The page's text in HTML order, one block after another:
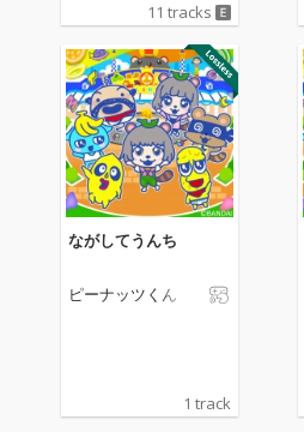
漢 a.k.a. GAMI、PUNP
EE、Elle Terea、Kamu
i、幾田りら、Daoko、
ファイルーズあい、魔
界ノりりむ、轟はじめ
と各界の才能が結集。
サウンドは、初参加と
なるtofubeatsやYohji I
garashiをはじめ、多
彩なプロデューサー陣
によって豊かに彩られ
でもピーナッツくんと
ックス／マスタリング
11 tracks
ながしてうんち
ピーナッツくん
1 track